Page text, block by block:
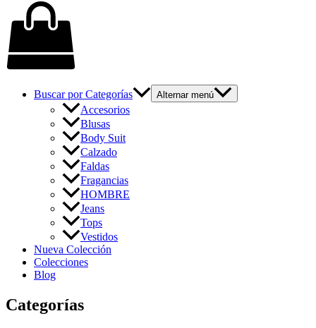
Buscar por Categorías Alternar menú
Accesorios
Blusas
Body Suit
Calzado
Faldas
Fragancias
HOMBRE
Jeans
Tops
Vestidos
Nueva Colección
Colecciones
Blog
Categorías